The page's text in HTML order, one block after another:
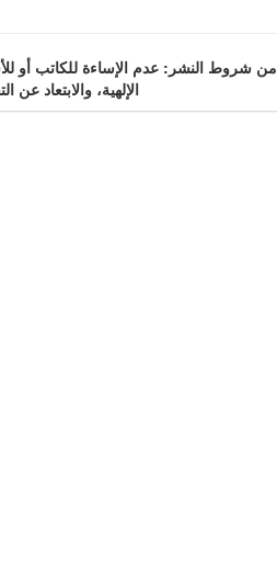
من شروط النشر: عدم الإساءة للكاتب أو
الإلهية، والابتعاد